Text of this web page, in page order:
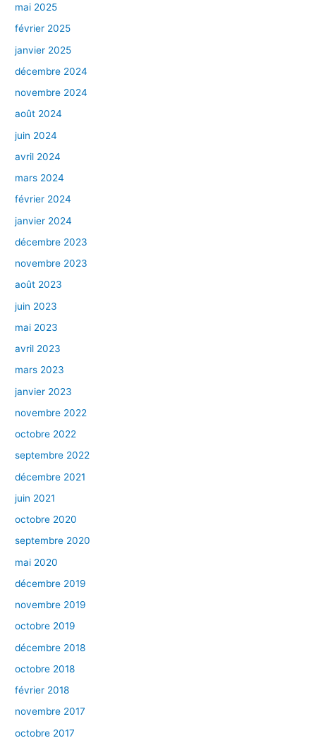
mai 2025
février 2025
janvier 2025
décembre 2024
novembre 2024
août 2024
juin 2024
avril 2024
mars 2024
février 2024
janvier 2024
décembre 2023
novembre 2023
août 2023
juin 2023
mai 2023
avril 2023
mars 2023
janvier 2023
novembre 2022
octobre 2022
septembre 2022
décembre 2021
juin 2021
octobre 2020
septembre 2020
mai 2020
décembre 2019
novembre 2019
octobre 2019
décembre 2018
octobre 2018
février 2018
novembre 2017
octobre 2017